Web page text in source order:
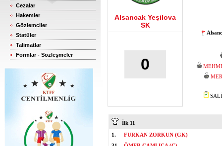
Cezalar
Hakemler
Gözlemciler
Statüler
Talimatlar
Formlar - Sözleşmeler
Alsancak Yeşilova
SK
0
İlk 11
1.
FURKAN ZORKUN (GK)